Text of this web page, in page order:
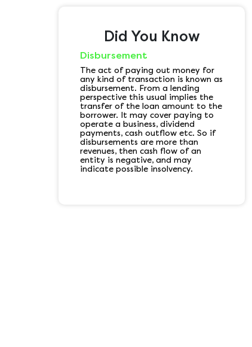
Did You Know
Disbursement
The act of paying out money for
any kind of transaction is known as
disbursement. From a lending
perspective this usual implies the
transfer of the loan amount to the
borrower. It may cover paying to
operate a business, dividend
payments, cash outflow etc. So if
disbursements are more than
revenues, then cash flow of an
entity is negative, and may
indicate possible insolvency.